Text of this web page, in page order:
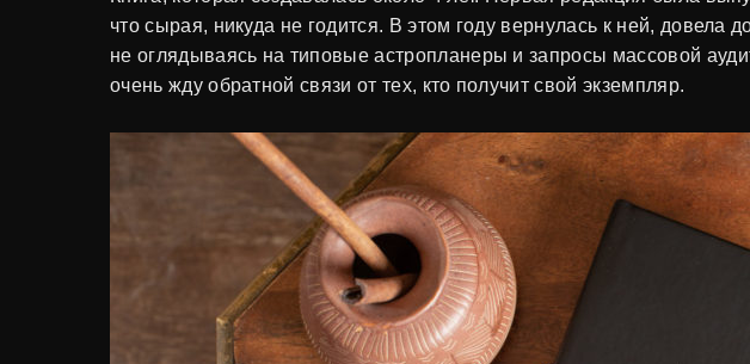
что сырая, никуда не годится. В этом году вернулась к ней,
не оглядываясь на типовые астропланеры и запросы массовой
очень жду обратной связи от тех, кто получит свой экземпляр.